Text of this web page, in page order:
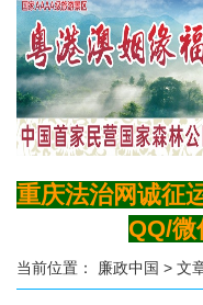
重庆法治网诚征
QQ/微
当前位置： 廉政中国 > 文